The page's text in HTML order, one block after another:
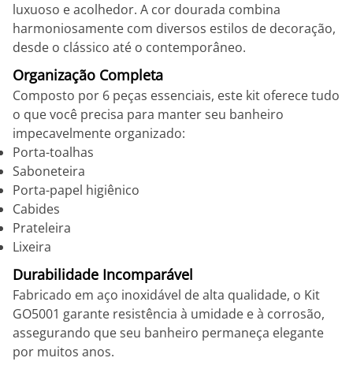
luxuoso e acolhedor. A cor dourada combina
harmoniosamente com diversos estilos de decoração,
desde o clássico até o contemporâneo.
Organização Completa
Composto por 6 peças essenciais, este kit oferece tudo
o que você precisa para manter seu banheiro
impecavelmente organizado:
Porta-toalhas
Saboneteira
Porta-papel higiênico
Cabides
Prateleira
Lixeira
Durabilidade Incomparável
Fabricado em aço inoxidável de alta qualidade, o Kit
GO5001 garante resistência à umidade e à corrosão,
assegurando que seu banheiro permaneça elegante
por muitos anos.